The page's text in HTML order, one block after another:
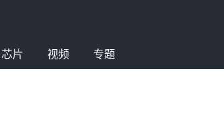
芯片 视频 专题